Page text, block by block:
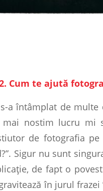
Cum te ajută
a întâmplat de
mai nostim lucru mi
de fotografia
Sigur nu sunt
de fapt o
în jurul frazei